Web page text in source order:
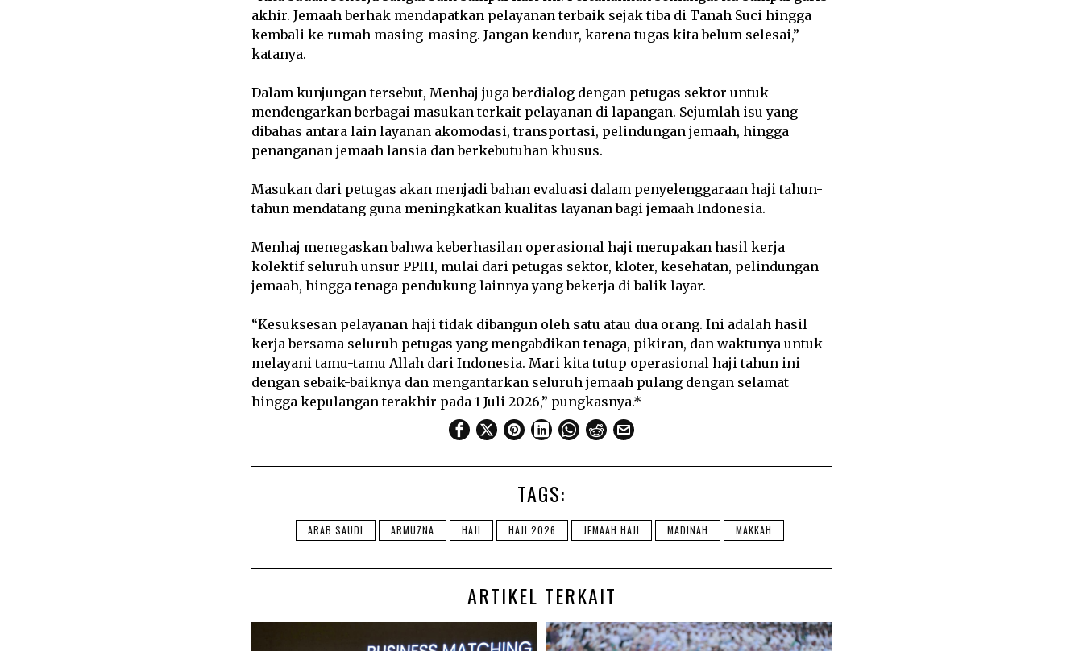
akhir. Jemaah berhak mendapatkan pelayanan terbaik sejak tiba di Tanah Suci hingga
kembali ke rumah masing-masing. Jangan kendur, karena tugas kita belum selesai,”
katanya.
Dalam kunjungan tersebut, Menhaj juga berdialog dengan petugas sektor untuk
mendengarkan berbagai masukan terkait pelayanan di lapangan. Sejumlah isu yang
dibahas antara lain layanan akomodasi, transportasi, pelindungan jemaah, hingga
penanganan jemaah lansia dan berkebutuhan khusus.
Masukan dari petugas akan menjadi bahan evaluasi dalam penyelenggaraan haji tahun-
tahun mendatang guna meningkatkan kualitas layanan bagi jemaah Indonesia.
Menhaj menegaskan bahwa keberhasilan operasional haji merupakan hasil kerja
kolektif seluruh unsur PPIH, mulai dari petugas sektor, kloter, kesehatan, pelindungan
jemaah, hingga tenaga pendukung lainnya yang bekerja di balik layar.
“Kesuksesan pelayanan haji tidak dibangun oleh satu atau dua orang. Ini adalah hasil
kerja bersama seluruh petugas yang mengabdikan tenaga, pikiran, dan waktunya untuk
melayani tamu-tamu Allah dari Indonesia. Mari kita tutup operasional haji tahun ini
dengan sebaik-baiknya dan mengantarkan seluruh jemaah pulang dengan selamat
hingga kepulangan terakhir pada 1 Juli 2026,” pungkasnya.*
TAGS:
ARAB SAUDI ARMUZNA HAJI HAJI 2026 JEMAAH HAJI MADINAH MAKKAH
ARTIKEL TERKAIT